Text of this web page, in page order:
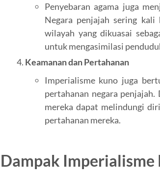
Penyebaran agama juga
Negara penjajah sering kali
wilayah yang dikuasai
untuk mengasimilasi
Keamanan dan Pertahanan
Imperialisme kuno juga
pertahanan negara
mereka dapat melindungi
pertahanan mereka.
Dampak Imperialisme